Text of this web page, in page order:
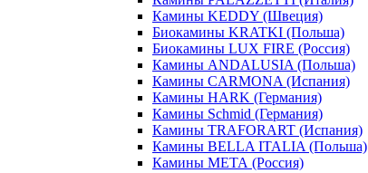
Камины KEDDY (Швеция)
Биокамины KRATKI (Польша)
Биокамины LUX FIRE (Россия)
Камины ANDALUSIA (Польша)
Камины CARMONA (Испания)
Камины HARK (Германия)
Камины Schmid (Германия)
Камины TRAFORART (Испания)
Камины BELLA ITALIA (Польша)
Камины МЕТА (Россия)